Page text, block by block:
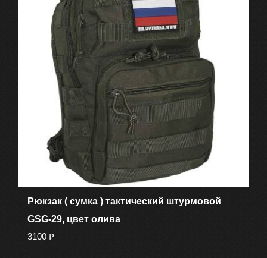
Рюкзак ( сумка ) тактический штурмовой
GSG-29, цвет олива
3100 ₽